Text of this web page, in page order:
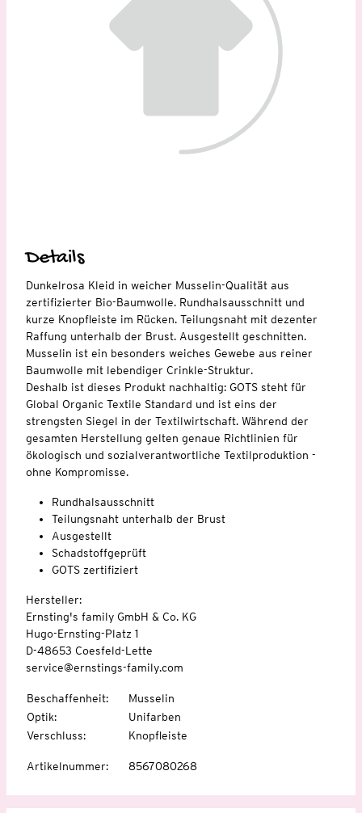
Details
Dunkelrosa Kleid in weicher Musselin-Qualität aus
zertifizierter Bio-Baumwolle. Rundhalsausschnitt und
kurze Knopfleiste im Rücken. Teilungsnaht mit dezenter
Raffung unterhalb der Brust. Ausgestellt geschnitten.
Musselin ist ein besonders weiches Gewebe aus reiner
Baumwolle mit lebendiger Crinkle-Struktur.
Deshalb ist dieses Produkt nachhaltig: GOTS steht für
Global Organic Textile Standard und ist eins der
strengsten Siegel in der Textilwirtschaft. Während der
gesamten Herstellung gelten genaue Richtlinien für
ökologisch und sozialverantwortliche Textilproduktion -
ohne Kompromisse.
Rundhalsausschnitt
Teilungsnaht unterhalb der Brust
Ausgestellt
Schadstoffgeprüft
GOTS zertifiziert
Hersteller:
Ernsting's family GmbH & Co. KG
Hugo-Ernsting-Platz 1
D-48653 Coesfeld-Lette
service@ernstings-family.com
Beschaffenheit:
Musselin
Optik:
Unifarben
Verschluss: Knopfleiste
Artikelnummer: 8567080268